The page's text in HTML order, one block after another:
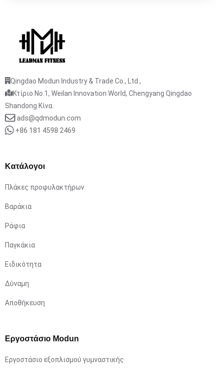
Qingdao Modun Industry & Trade Co., Ltd.,
Κτίριο No.1, Weilan Innovation World, Chengyang Qingdao
Shandong Κίνα.
ads@qdmodun.com
+86 181 4598 2469
Κατάλογοι
Πλάκες προφυλακτήρων
Βαράκια
Ράφια
Παγκάκια
Ειδικότητα
Δύναμη
Αποθήκευση
Εργοστάσιο Modun
Εργοστάσιο εξοπλισμού γυμναστικής